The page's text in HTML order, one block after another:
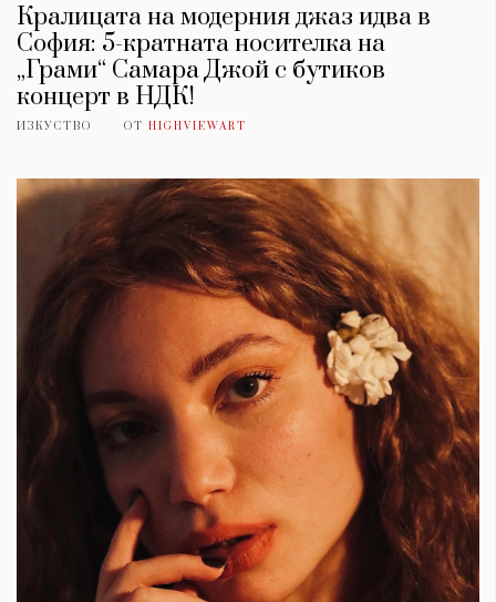
Кралицата на модерния джаз идва в
София: 5-кратната носителка на
„Грами“ Самара Джой с бутиков
концерт в НДК!
ИЗКУСТВО ОТ HIGHVIEWART